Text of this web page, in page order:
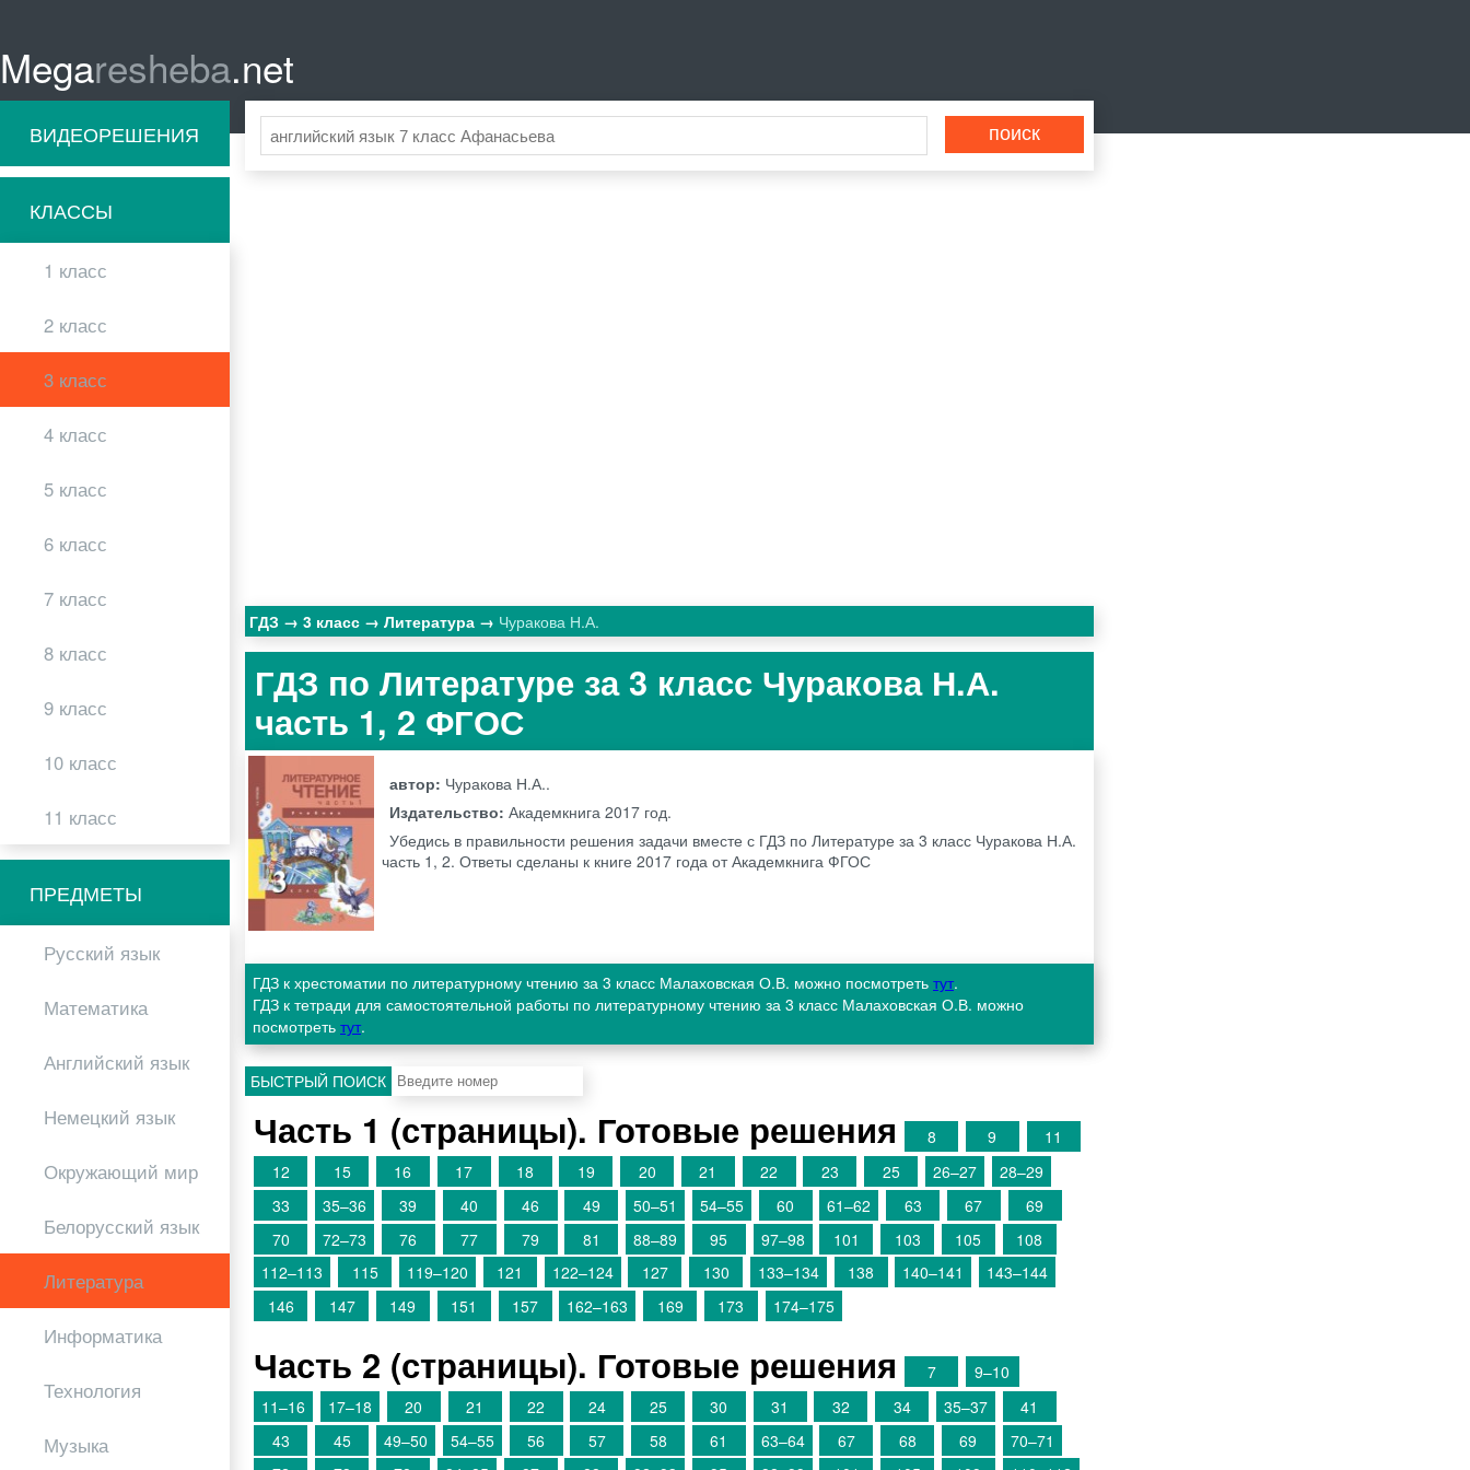
Megaresheba.net
ВИДЕОРЕШЕНИЯ
КЛАССЫ
1 класс
2 класс
3 класс
4 класс
5 класс
6 класс
7 класс
8 класс
9 класс
10 класс
11 класс
ПРЕДМЕТЫ
Русский язык
Математика
Английский язык
Немецкий язык
Окружающий мир
Белорусский язык
Литература
Информатика
Технология
Музыка
ГДЗ 3 класс Литература Чуракова Н.А.
ГДЗ по Литературе за 3 класс Чуракова Н.А.
часть 1, 2 ФГОС
автор: Чуракова Н.А..
Издательство:Академкнига 2017 год.
Убедись в правильности решения задачи вместе с ГДЗ по Литературе за 3 класс Чуракова Н.А.
часть 1, 2. Ответы сделаны к книге 2017 года от Академкнига ФГОС
ГДЗ к хрестоматии по литературному чтению за 3 класс Малаховская О.В. можно посмотреть тут.
ГДЗ к тетради для самостоятельной работы по литературному чтению за 3 класс Малаховская О.В. можно
посмотреть тут.
БЫСТРЫЙ ПОИСК
Часть 1 (страницы). Готовые решения 8 9
11
12
15 16 17 18 19 20 21 22 23 25 26–27
28–29
33
35–36 39 40 46 49 50–51 54–55 60 61–62 63 67
69
70
72–73 76 77 79 81 88–89 95 97–98 101 103 105
108
112–113
115 119–120 121 122–124 127 130 133–134 138 140–141
143–144
146
147 149 151 157 162–163 169 173 174–175
Часть 2 (страницы). Готовые решения 7
9–10
11–16
17–18 20 21 22 24 25 30 31 32 34 35–37
41
43
45 49–50 54–55 56 57 58 61 63–64 67 68 69
70–71